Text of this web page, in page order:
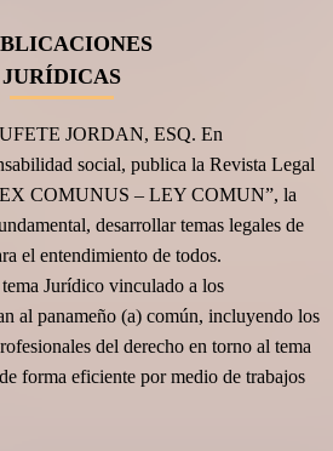
JURÍDICAS
JORDAN, ESQ. En
social, publica la Revista Legal
COMUNUS – LEY COMUN”, la
desarrollar temas legales de
el entendimiento de todos.
Jurídico vinculado a los
al panameño (a) común, incluyendo los
del derecho en torno al tema
forma eficiente por medio de trabajos